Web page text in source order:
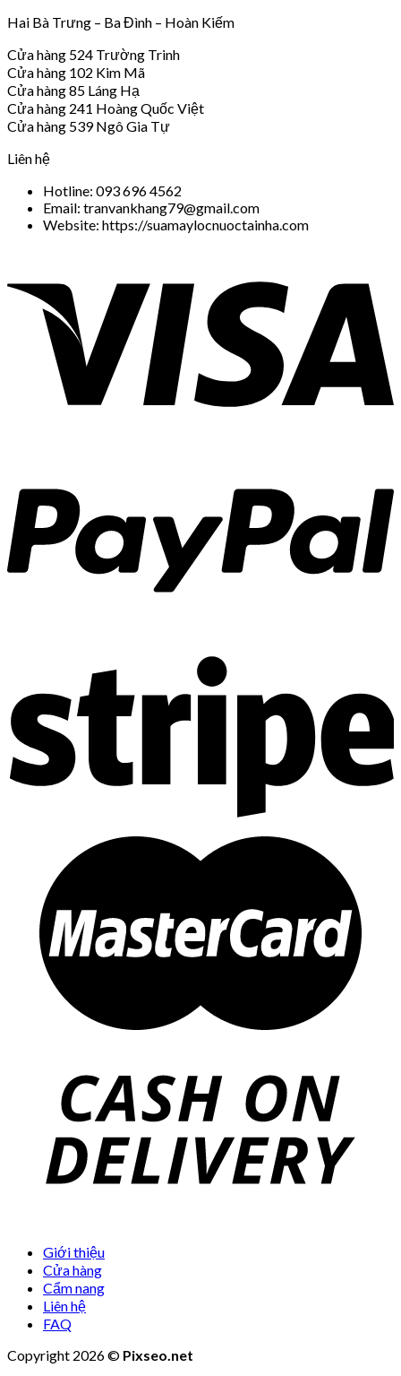
Hai Bà Trưng – Ba Đình – Hoàn Kiếm
Cửa hàng 524 Trường Trinh
Cửa hàng 102 Kim Mã
Cửa hàng 85 Láng Hạ
Cửa hàng 241 Hoàng Quốc Việt
Cửa hàng 539 Ngô Gia Tự
Liên hệ
Hotline: 093 696 4562
Email: tranvankhang79@gmail.com
Website: https://suamaylocnuoctainha.com
Giới thiệu
Cửa hàng
Cẩm nang
Liên hệ
FAQ
Copyright 2026 © Pixseo.net